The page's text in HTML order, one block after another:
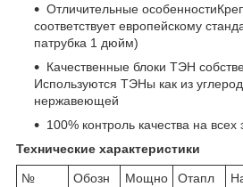
Отличительные
соответствует европейскому
патрубка 1 дюйм)
Качественные блоки ТЭН
Используются ТЭНы как из
нержавеющей
100% контроль качества на всех
Технические характеристики
№ Обозн Мощно Отапл